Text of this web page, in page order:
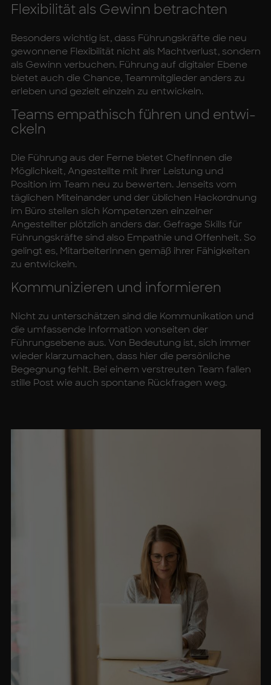
Fle­xi­bi­li­tät als Ge­winn be­trach­ten
Besonders wichtig ist, dass Führungskräfte die neu
gewonnene Flexibilität nicht als Machtverlust, sondern
als Gewinn verbuchen. Führung auf digitaler Ebene
bietet auch die Chance, Teammitglieder anders zu
erleben und gezielt einzeln zu entwickeln.
Teams em­pa­thisch füh­ren und ent­wi­
ckeln
Die Führung aus der Ferne bietet ChefInnen die
Möglichkeit, Angestellte mit ihrer Leistung und
Position im Team neu zu bewerten. Jenseits vom
täglichen Miteinander und der üblichen Hackordnung
im Büro stellen sich Kompetenzen einzelner
Angestellter plötzlich anders dar. Gefrage Skills für
Führungskräfte sind also Empathie und Offenheit. So
gelingt es, MitarbeiterInnen gemäß ihrer Fähigkeiten
zu entwickeln.
Kom­mu­ni­zie­ren und in­for­mie­ren
Nicht zu unterschätzen sind die Kommunikation und
die umfassende Information vonseiten der
Führungsebene aus. Von Bedeutung ist, sich immer
wieder klarzumachen, dass hier die persönliche
Begegnung fehlt. Bei einem verstreuten Team fallen
stille Post wie auch spontane Rückfragen weg.